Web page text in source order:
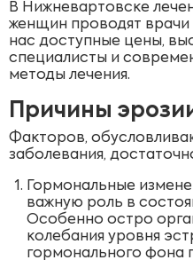
В Нижневартовске
женщин проводят врачи
нас доступные цены,
специалисты и
методы лечения.
Причины
Факторов,
заболевания,
Гормональные
важную роль в
Особенно остро
колебания уровня
гормонального фона